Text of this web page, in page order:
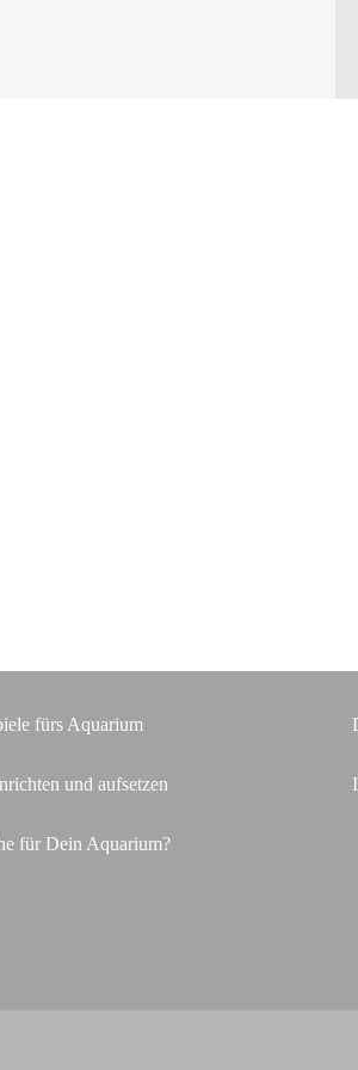
fürs Aquarium
und aufsetzen
für Dein Aquarium?